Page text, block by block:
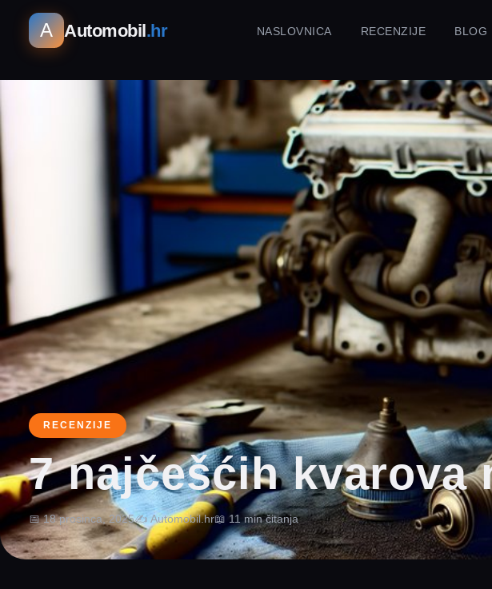
A Automobil.hr NASLOVNICA RECENZIJE BLOG
RECENZIJE
7 najčešćih kvarova
📅 18 prosinca, 2025✍️ Automobil.hr📖 11 min čitanja